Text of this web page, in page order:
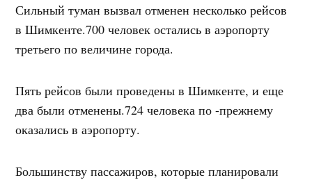
Сильный туман вызвал отменен несколько рейсов
в Шимкенте.700 человек остались в аэропорту
третьего по величине города.
Пять рейсов были проведены в Шимкенте, и еще
два были отменены.724 человека по -прежнему
оказались в аэропорту.
Большинству пассажиров, которые планировали